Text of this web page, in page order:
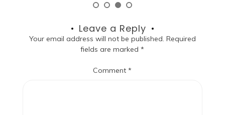
Leave a Reply
Your email address will not be published. Required
fields are marked*
Comment*